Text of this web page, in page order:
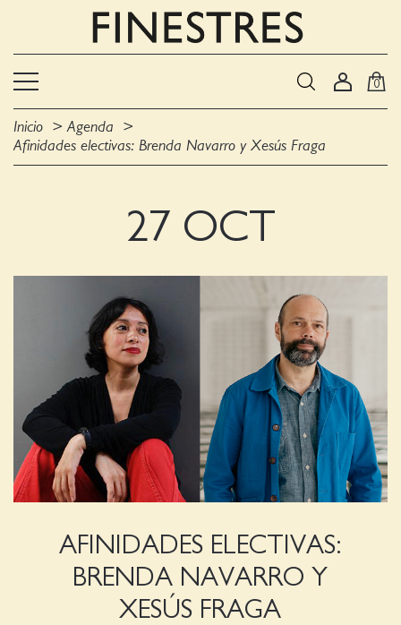
0
Inicio
Agenda
Afinidades electivas: Brenda Navarro y Xesús Fraga
27 OCT
AFINIDADES ELECTIVAS:
BRENDA NAVARRO Y
XESÚS FRAGA